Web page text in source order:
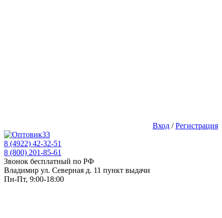
Вход /Регистрация
8 (4922) 42-32-51
8 (800) 201-85-61
Звонок бесплатный по РФ
Владимир ул. Северная д. 11 пункт выдачи
Пн-Пт, 9:00-18:00